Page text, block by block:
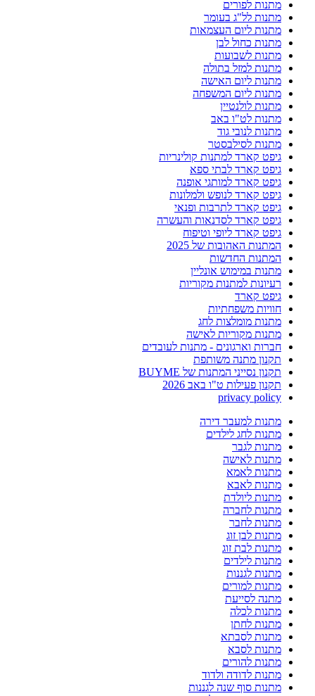
מתנות לפורים
מתנות לל"ג בעומר
מתנות ליום העצמאות
מתנות כחול לבן
מתנות לשבועות
מתנות למזל בתולה
מתנות ליום האישה
מתנות ליום המשפחה
מתנות לולנטיין
מתנות לט"ו באב
מתנות לנובי גוד
מתנות לסילבסטר
גיפט קארד למתנות קולינריות
גיפט קארד לבתי ספא
גיפט קארד למותגי אופנה
גיפט קארד לנופש ולמלונות
גיפט קארד לתרבות ופנאי
גיפט קארד לסדנאות והעשרה
גיפט קארד ליופי וטיפוח
המתנות האהובות של 2025
המתנות החדשות
מתנות במימוש אונליין
רעיונות למתנות מקוריות
גיפט קארד
חוויות משפחתיות
מתנות מומלצות לחג
מתנות מקוריות לאישה
חברות וארגונים - מתנות לעובדים
תקנון מתנה משותפת
תקנון נסייני המתנות של BUYME
תקנון פעילות ט"ו באב 2026
privacy policy
מתנות למעבר דירה
מתנות לחג לילדים
מתנות לגבר
מתנות לאישה
מתנות לאמא
מתנות לאבא
מתנות ליולדת
מתנות לחברה
מתנות לחבר
מתנות לבן זוג
מתנות לבת זוג
מתנות לילדים
מתנות לגננות
מתנות למורים
מתנה לסייעת
מתנות לכלה
מתנות לחתן
מתנות לסבתא
מתנות לסבא
מתנות להורים
מתנות לדודה ולדוד
מתנות סוף שנה לגננות